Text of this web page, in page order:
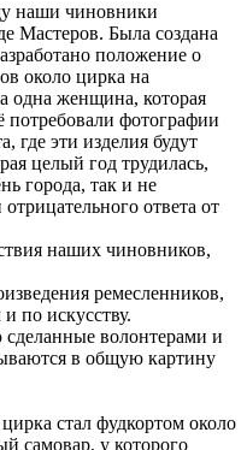
наши чиновники
Мастеров. Была создана
положение о
около цирка на
одна женщина, которая
потребовали фотографии
где эти изделия будут
целый год трудилась,
города, так и не
ответа от
наших чиновников,
ремесленников,
по искусству.
волонтерами и
в общую картину
стал фудкортом около
самовар, у которого